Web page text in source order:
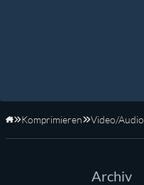
Startseite
Komprimieren Video/Audio
Archiv